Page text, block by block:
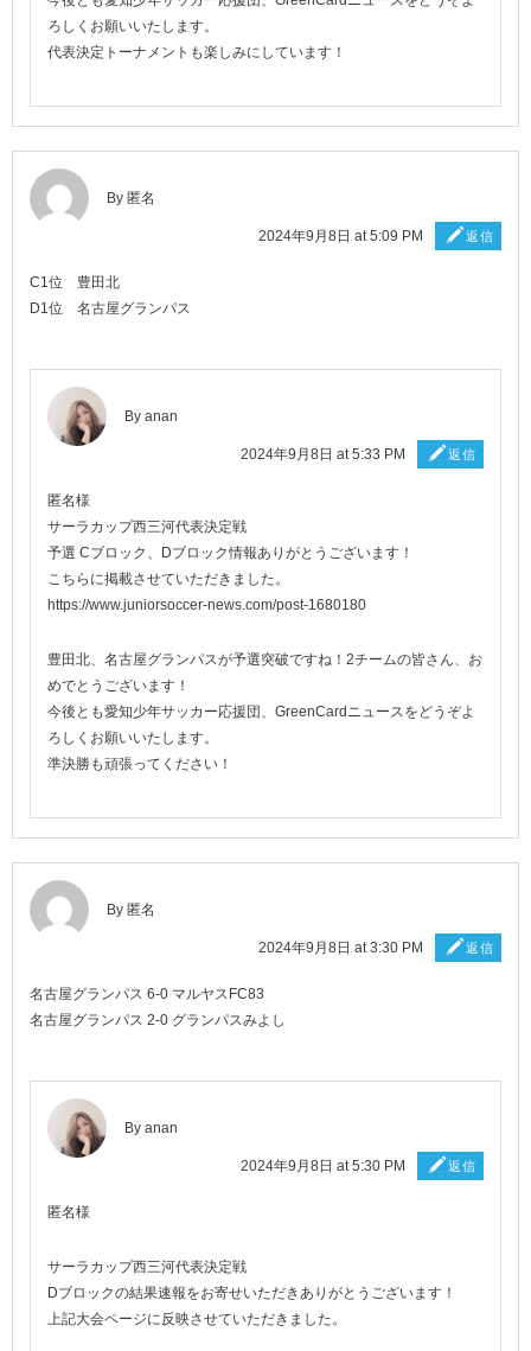
ろしくお願いいたします。
代表決定トーナメントも楽しみにしています！
By 匿名
2024年9月8日 at 5:09 PM 返信
C1位 豊田北
D1位 名古屋グランパス
By anan
2024年9月8日 at 5:33 PM 返信
匿名様
サーラカップ西三河代表決定戦
予選 Cブロック、Dブロック情報ありがとうございます！
こちらに掲載させていただきました。
https://www.juniorsoccer-news.com/post-1680180
豊田北、名古屋グランパスが予選突破ですね！2チームの皆さん、お
めでとうございます！
今後とも愛知少年サッカー応援団、GreenCardニュースをどうぞよ
ろしくお願いいたします。
準決勝も頑張ってください！
By 匿名
2024年9月8日 at 3:30 PM 返信
名古屋グランパス 6-0 マルヤスFC83
名古屋グランパス 2-0 グランパスみよし
By anan
2024年9月8日 at 5:30 PM 返信
匿名様
サーラカップ西三河代表決定戦
Dブロックの結果速報をお寄せいただきありがとうございます！
上記大会ページに反映させていただきました。